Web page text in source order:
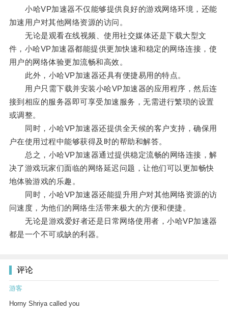
小哈VP加速器不仅能够提供良好的游戏网络环境，还能
加速用户对其他网络资源的访问。
无论是观看在线视频、使用社交媒体还是下载大型文
件，小哈VP加速器都能提供更加快速和稳定的网络连接，使
用户的网络体验更加流畅和高效。
此外，小哈VP加速器还具有便捷易用的特点。
用户只需下载并安装小哈VP加速器的应用程序，然后连
接到相应的服务器即可享受加速服务，无需进行繁琐的设置
或调整。
同时，小哈VP加速器还提供全天候的客户支持，确保用
户在使用过程中能够获得及时的帮助和解答。
总之，小哈VP加速器通过提供稳定流畅的网络连接，解
决了游戏玩家们面临的网络延迟问题，让他们可以更加畅快
地体验游戏的乐趣。
同时，小哈VP加速器还能提升用户对其他网络资源的访
问速度，为他们的网络生活带来极大的方便和便捷。
无论是游戏爱好者还是日常网络使用者，小哈VP加速器
都是一个不可或缺的利器。
评论
游客
Horny Shriya called you